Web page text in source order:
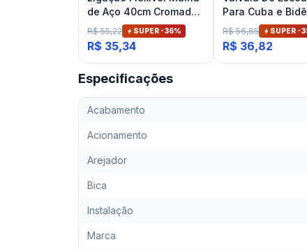
de Aço 40cm Cromado
Deca
R$ 55,22 SUPER -36%
R$ 35,34
Para Cuba e
Banheiro
Deca
R$ 56,65 SUPER -
R$ 36,82
Especificações
Acabamento
Acionamento
Arejador
Bica
Instalação
Marca